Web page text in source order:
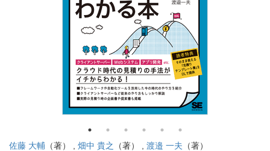
佐藤 大輔 （著） , 畑中 貴之 （著） , 渡邉 一夫 （著）